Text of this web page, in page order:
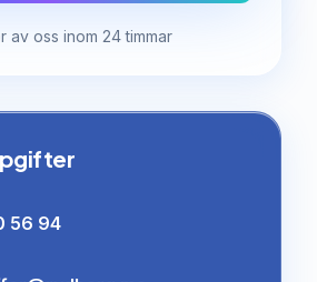
av oss inom 24 timmar
56 94